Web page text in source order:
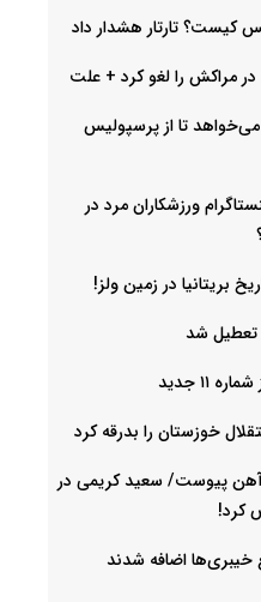
کیست؟ تارتار هشدار داد
در مراکش را لغو کرد + علت
۹۰ میلیارد می‌خواهد تا از پرسپولیس
ورزشکاران مرد در
بریتانیا در زمین ولز!
تعطیل شد
۱۱ جدید
خوزستان را بدرقه کرد
پیوست/ سعید کریمی در
کرد!